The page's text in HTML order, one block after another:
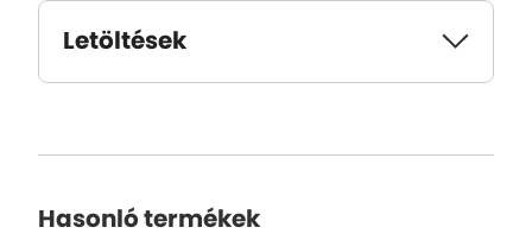
Letöltések
Hasonló termékek